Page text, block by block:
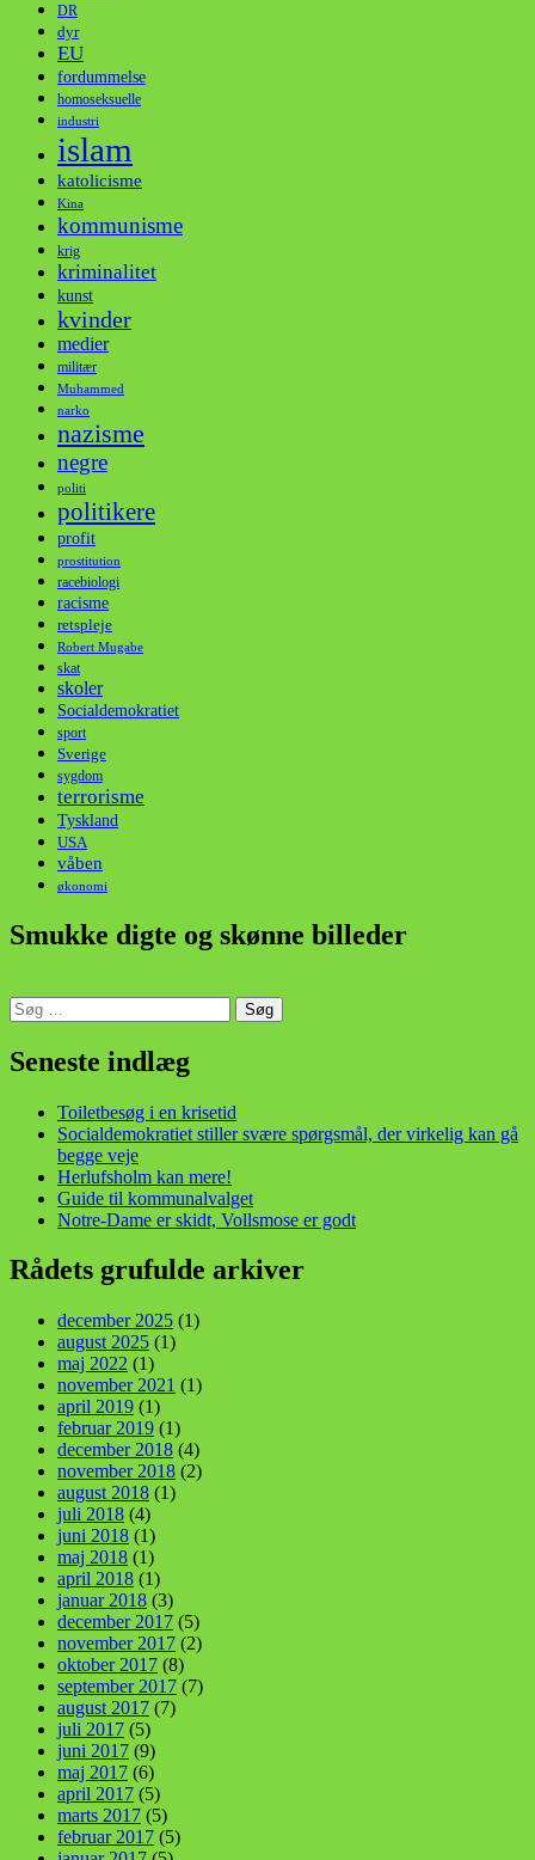
DR
dyr
EU
fordummelse
homoseksuelle
industri
islam
katolicisme
Kina
kommunisme
krig
kriminalitet
kunst
kvinder
medier
militær
Muhammed
narko
nazisme
negre
politi
politikere
profit
prostitution
racebiologi
racisme
retspleje
Robert Mugabe
skat
skoler
Socialdemokratiet
sport
Sverige
sygdom
terrorisme
Tyskland
USA
våben
økonomi
Smukke digte og skønne billeder
Søg
efter:
Seneste indlæg
Toiletbesøg i en krisetid
Socialdemokratiet stiller svære spørgsmål, der virkelig kan gå
begge veje
Herlufsholm kan mere!
Guide til kommunalvalget
Notre-Dame er skidt, Vollsmose er godt
Rådets grufulde arkiver
december 2025 (1)
august 2025 (1)
maj 2022 (1)
november 2021 (1)
april 2019 (1)
februar 2019 (1)
december 2018 (4)
november 2018 (2)
august 2018 (1)
juli 2018 (4)
juni 2018 (1)
maj 2018 (1)
april 2018 (1)
januar 2018 (3)
december 2017 (5)
november 2017 (2)
oktober 2017 (8)
september 2017 (7)
august 2017 (7)
juli 2017 (5)
juni 2017 (9)
maj 2017 (6)
april 2017 (5)
marts 2017 (5)
februar 2017 (5)